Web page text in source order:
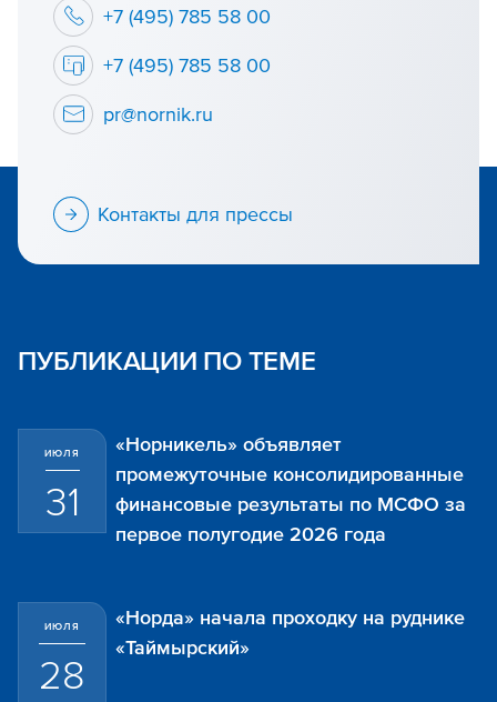
+7 (495) 785 58 00
+7 (495) 785 58 00
pr@nornik.ru
Контакты для прессы
ПУБЛИКАЦИИ ПО ТЕМЕ
ИЮЛЯ
31
«Норникель» объявляет
промежуточные консолидированные
финансовые результаты по МСФО за
первое полугодие 2026 года
ИЮЛЯ
28
«Норда» начала проходку на руднике
«Таймырский»